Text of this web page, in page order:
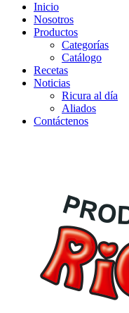
Inicio
Nosotros
Productos
Categorías
Catálogo
Recetas
Noticias
Ricura al día
Aliados
Contáctenos